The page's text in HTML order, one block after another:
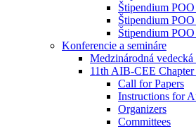
Štipendium
Štipendium
Štipendium
Konferencie a semináre
Medzinárodná
11th AIB-CEE
Call for Papers
Instructions for
Organizers
Committees